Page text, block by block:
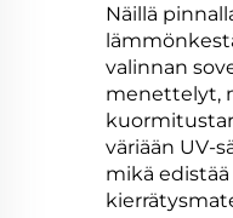
Näillä
valinnan
menettelyt,
väriään UV-
mikä